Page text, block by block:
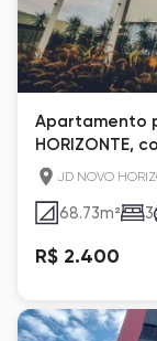
Apartamento
HORIZONTE,
JD NOVO
68.73m² 3
R$ 2.400